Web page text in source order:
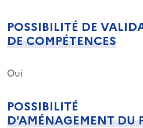
POSSIBILITÉ DE
DE COMPÉTENCES
Oui
POSSIBILITÉ
D'AMÉNAGEMENT DU